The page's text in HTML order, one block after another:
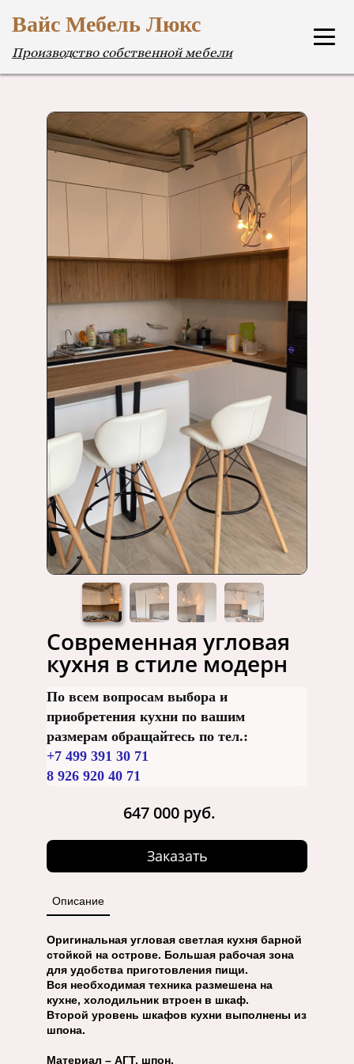
Вайс Мебель Люкс
Производство собственной мебели
Современная угловая
кухня в стиле модерн
647 000 руб.
Заказать
По всем вопросам выбора и
приобретения кухни по вашим
размерам обращайтесь по тел.:
+7 499 391 30 71
8 926 920 40 71
Описание
Оригинальная угловая светлая кухня барной
стойкой на острове. Большая рабочая зона
для удобства приготовления пищи.
Вся необходимая техника размешена на
кухне, холодильник втроен в шкаф.
Второй уровень шкафов кухни выполнены из
шпона.
Материал – АГТ, шпон.